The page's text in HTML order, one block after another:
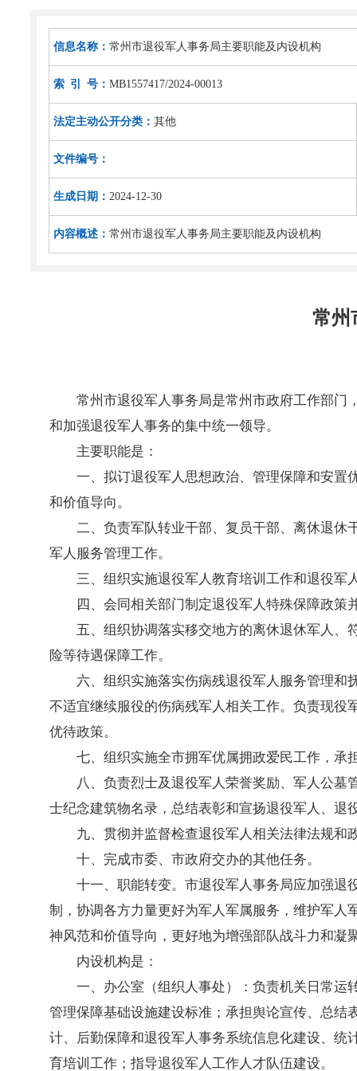
信息名称： 常州市退役军人事务局主要职能及内设机构
索 引 号： MB1557417/2024-00013
法定主动公开分类： 其他
文件编号：
生成日期： 2024-12-30
内容概述： 常州市退役军人事务局主要职能及内设机构
常州
常州市退役军人事务局是常州市政府工作部门
和加强退役军人事务的集中统一领导。
主要职能是：
一、拟订退役军人思想政治、管理保障和安置
和价值导向。
二、负责军队转业干部、复员干部、离休退休
军人服务管理工作。
三、组织实施退役军人教育培训工作和退役军
四、会同相关部门制定退役军人特殊保障政策
五、组织协调落实移交地方的离休退休军人、
险等待遇保障工作。
六、组织实施落实伤病残退役军人服务管理和
不适宜继续服役的伤病残军人相关工作。负责现
优待政策。
七、组织实施全市拥军优属拥政爱民工作，承
八、负责烈士及退役军人荣誉奖励、军人公
士纪念建筑物名录，总结表彰和宣扬退役军人、退
九、贯彻并监督检查退役军人相关法律法规和
十、完成市委、市政府交办的其他任务。
十一、职能转变。市退役军人事务局应加强退
制，协调各方力量更好为军人军属服务，维护军
神风范和价值导向，更好地为增强部队战斗力和凝
内设机构是：
一、办公室（组织人事处）：负责机关日常运
管理保障基础设施建设标准；承担舆论宣传、总
计、后勤保障和退役军人事务系统信息化建设、
育培训工作；指导退役军人工作人才队伍建设。